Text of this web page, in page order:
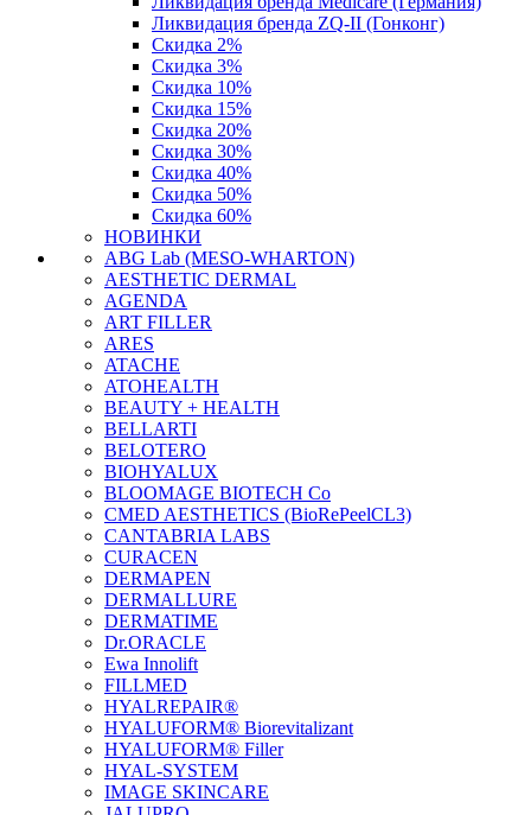
Ликвидация бренда ZQ-II (Гонконг)
Скидка 2%
Скидка 3%
Скидка 10%
Скидка 15%
Скидка 20%
Скидка 30%
Скидка 40%
Скидка 50%
Скидка 60%
НОВИНКИ
ABG Lab (MESO-WHARTON)
AESTHETIC DERMAL
AGENDA
ART FILLER
ARES
ATACHE
ATOHEALTH
BEAUTY + HEALTH
BELLARTI
BELOTERO
BIOHYALUX
BLOOMAGE BIOTECH Co
CMED AESTHETICS (BioRePeelCL3)
CANTABRIA LABS
CURACEN
DERMAPEN
DERMALLURE
DERMATIME
Dr.ORACLE
Ewa Innolift
FILLMED
НYALREPAIR®
HYALUFORM® Biorevitalizant
HYALUFORM® Filler
HYAL-SYSTEM
IMAGE SKINCARE